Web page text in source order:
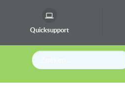
Quicksupport